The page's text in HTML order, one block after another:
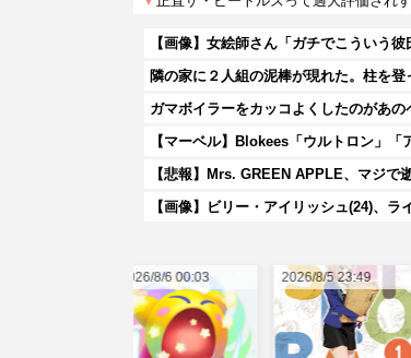
【画像】女絵師さん「ガチでこういう
ガマボイラーをカッコよくしたのがあ
【マーベル】Blokees「ウルトロン」「
【悲報】Mrs. GREEN APPLE、マジで
【画像】ビリー・アイリッシュ(24)、
2026/8/6 03:20
2026/8/5 23:49